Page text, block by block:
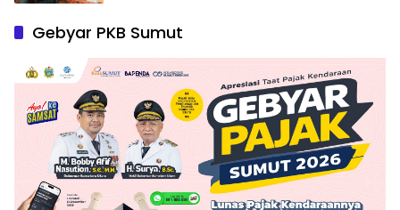
Gebyar PKB Sumut